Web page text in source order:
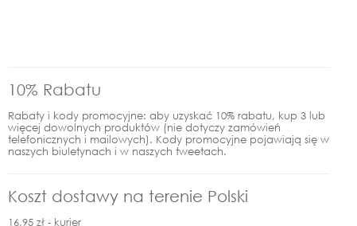
10% Rabatu
Rabaty i kody promocyjne: aby uzyskać 10% rabatu, kup 3 lub
więcej dowolnych produktów (nie dotyczy zamówień
telefonicznych i mailowych). Kody promocyjne pojawiają się w
naszych biuletynach i w naszych tweetach.
Koszt dostawy na terenie Polski
16,95 zł - kurier